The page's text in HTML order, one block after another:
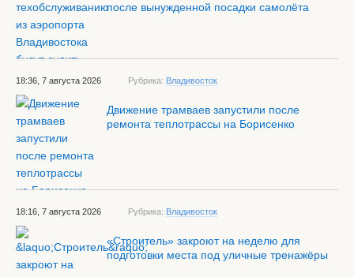
после вынужденной посадки самолёта
18:36, 7 августа 2026 Рубрика: Владивосток
Движение трамваев запустили после
ремонта теплотрассы на Борисенко
18:16, 7 августа 2026 Рубрика: Владивосток
«Строитель» закроют на неделю для
подготовки места под уличные тренажёры